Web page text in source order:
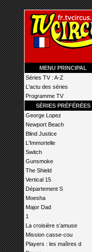
MENU PRINCIPAL
Séries TV : A-Z
L'actu des séries
Programme TV
SÉRIES PRÉFÉRÉES
George Lopez
Newport Beach
Blind Justice
L'Immortelle
Switch
Gunsmoke
The Shield
Vertical 15
Département S
Moesha
Major Dad
1
La croisière s'amuse
Mission casse-cou
Players : les maîtres d